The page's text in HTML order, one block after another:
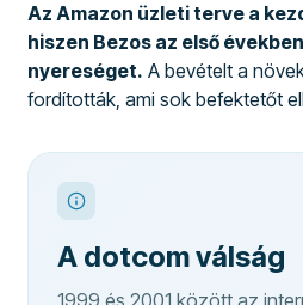
Az Amazon üzleti terve a
hiszen Bezos az első
nyereséget. A bevételt a
fordították, ami sok befektetőt
A dotcom válság